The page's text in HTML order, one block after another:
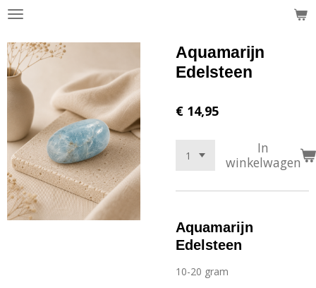
Ga
naar
de
hoofdinhoud
Aquamarijn
Edelsteen
€ 14,95
In
winkelwagen
Aquamarijn
Edelsteen
10-20 gram